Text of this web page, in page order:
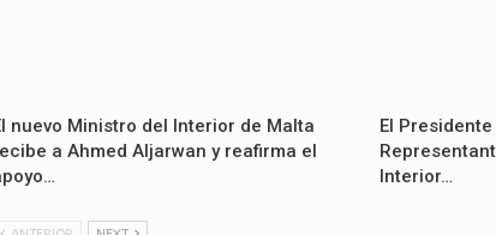
nuevo Ministro del Interior de Malta
a Ahmed Aljarwan y reafirma el
El
Interior…